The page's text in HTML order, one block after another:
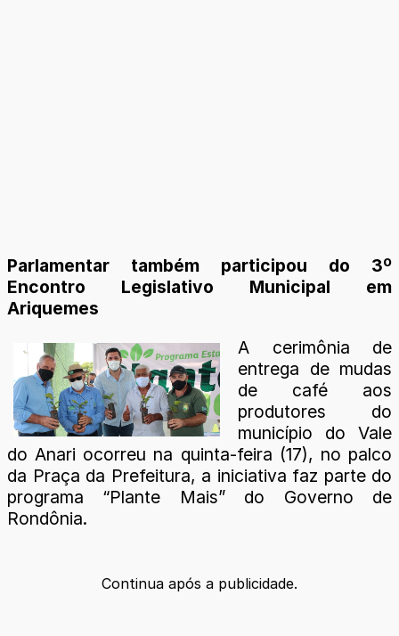
Parlamentar também participou do 3º
Encontro Legislativo Municipal em
Ariquemes
A cerimônia de
entrega de mudas
de café aos
produtores do
município do Vale
do Anari ocorreu na quinta-feira (17), no palco
da Praça da Prefeitura, a iniciativa faz parte do
programa “Plante Mais” do Governo de
Rondônia.
Continua após a publicidade.